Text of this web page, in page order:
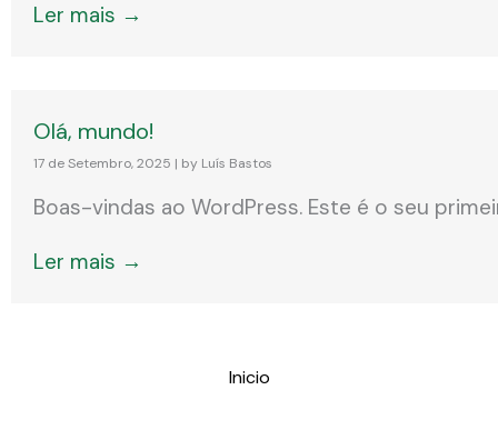
Ler mais →
Olá, mundo!
17 de Setembro, 2025 | by Luís Bastos
Boas-vindas ao WordPress. Este é o seu
Ler mais →
Inicio